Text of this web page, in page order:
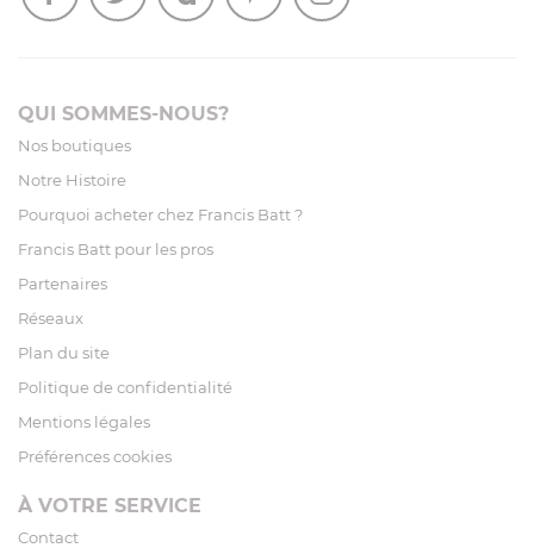
QUI SOMMES-NOUS?
Nos boutiques
Notre Histoire
Pourquoi acheter chez Francis Batt ?
Francis Batt pour les pros
Partenaires
Réseaux
Plan du site
Politique de confidentialité
Mentions légales
Préférences cookies
À VOTRE SERVICE
Contact